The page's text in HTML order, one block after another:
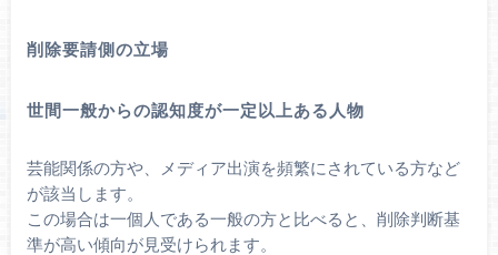
削除要請側の立場
世間一般からの認知度が一定以上ある人物
芸能関係の方や、メディア出演を頻繁にされている方など
が該当します。
この場合は一個人である一般の方と比べると、削除判断基
準が高い傾向が見受けられます。